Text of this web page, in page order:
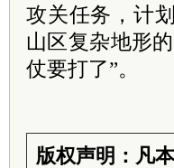
攻关任务，计
山区复杂地形
仗要打了”。
版权声明：凡